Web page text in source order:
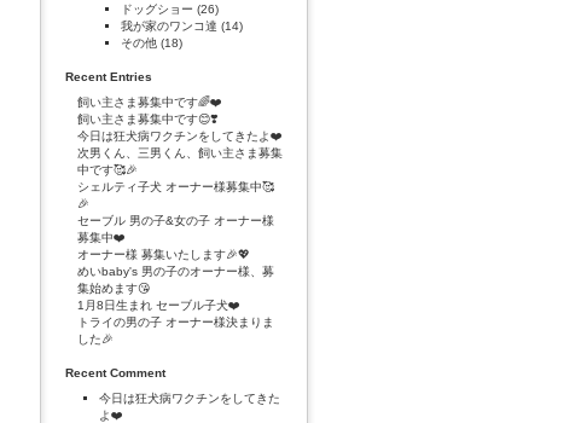
ドッグショー (26)
我が家のワンコ達 (14)
その他 (18)
Recent Entries
飼い主さま募集中です🌈❤️
飼い主さま募集中です😊❣️
今日は狂犬病ワクチンをしてきたよ❤️
次男くん、三男くん、飼い主さま募集
中です🥰🎉
シェルティ子犬 オーナー様募集中🥰
🎉
セーブル 男の子&女の子 オーナー様
募集中❤️
オーナー様 募集いたします🎉💖
めいbaby's 男の子のオーナー様、募
集始めます😘
1月8日生まれ セーブル子犬❤️
トライの男の子 オーナー様決まりま
した🎉
Recent Comment
今日は狂犬病ワクチンをしてきた
よ❤️